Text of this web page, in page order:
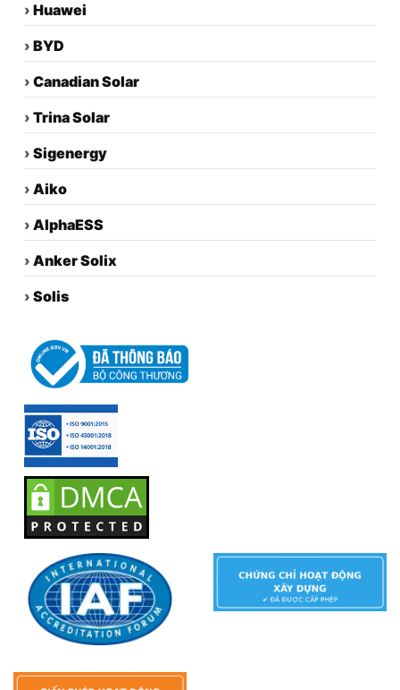
› Huawei
› BYD
› Canadian Solar
› Trina Solar
› Sigenergy
› Aiko
› AlphaESS
› Anker Solix
› Solis